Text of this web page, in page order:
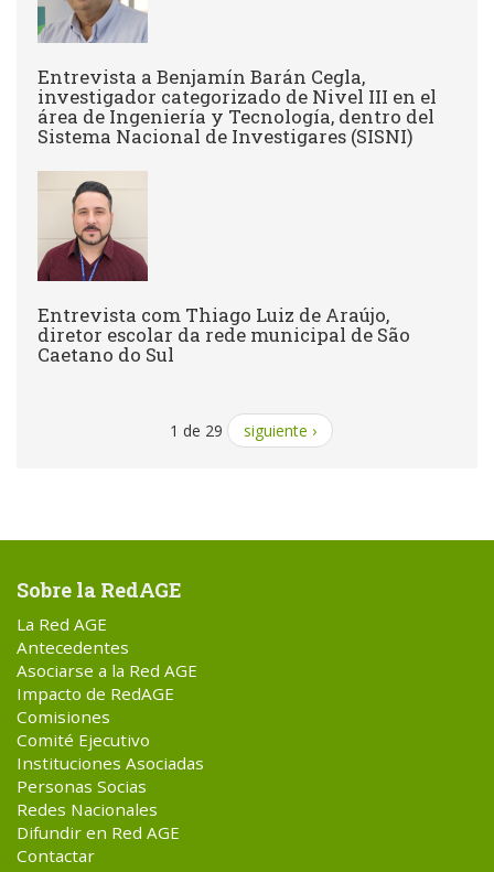
Entrevista a Benjamín Barán Cegla,
investigador categorizado de Nivel III en el
área de Ingeniería y Tecnología, dentro del
Sistema Nacional de Investigares (SISNI)
Entrevista com Thiago Luiz de Araújo,
diretor escolar da rede municipal de São
Caetano do Sul
1 de 29 siguiente ›
Sobre la RedAGE
La Red AGE
Antecedentes
Asociarse a la Red AGE
Impacto de RedAGE
Comisiones
Comité Ejecutivo
Instituciones Asociadas
Personas Socias
Redes Nacionales
Difundir en Red AGE
Contactar